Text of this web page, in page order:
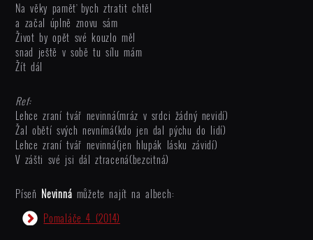
Na věky paměť bych ztratit chtěl
a začal úplně znovu sám
Život by opět své kouzlo měl
snad ještě v sobě tu sílu mám
Žít dál
Ref:
Lehce zraní tvář nevinná(mráz v srdci žádný nevidí)
Žal obětí svých nevnímá(kdo jen dal pýchu do lidí)
Lehce zraní tvář nevinná(jen hlupák lásku závidí)
V zášti své jsi dál ztracená(bezcitná)
Píseň Nevinná můžete najít na albech:
Pomaláče 4 (2014)